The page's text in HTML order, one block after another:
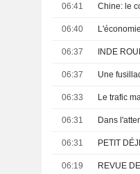
06:41 Chine: le
06:40
06:37
06:37 Une
06:33
06:31 Dans
06:31
06:19 REVUE